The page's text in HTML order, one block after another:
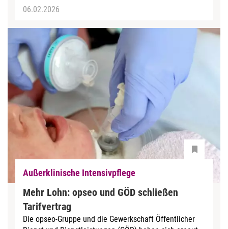
06.02.2026
Außerklinische Intensivpflege
Mehr Lohn: opseo und GÖD schließen
Tarifvertrag
Die opseo-Gruppe und die Gewerkschaft Öffentlicher